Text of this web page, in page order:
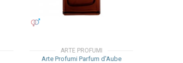
ARTE PROFUMI
Arte Profumi Parfum d'Aube